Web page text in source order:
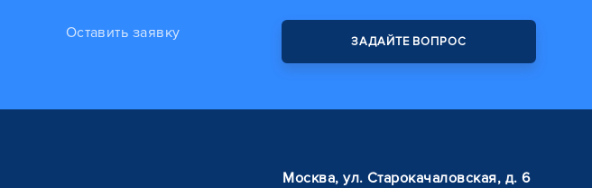
Оставить заявку ЗАДАЙТЕ ВОПРОС
Москва, ул. Старокачаловская, д. 6